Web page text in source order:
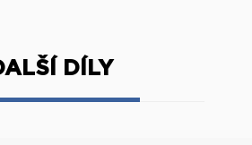
DÍLY